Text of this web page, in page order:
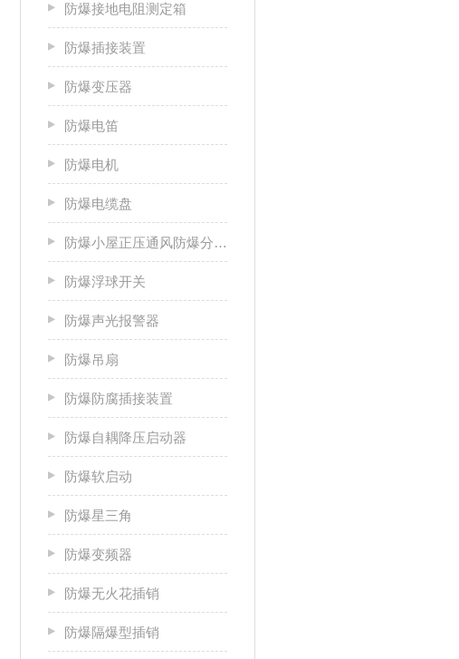
防爆接地电阻测定箱
防爆插接装置
防爆变压器
防爆电笛
防爆电机
防爆电缆盘
防爆小屋正压通风防爆分析小屋
防爆浮球开关
防爆声光报警器
防爆吊扇
防爆防腐插接装置
防爆自耦降压启动器
防爆软启动
防爆星三角
防爆变频器
防爆无火花插销
防爆隔爆型插销